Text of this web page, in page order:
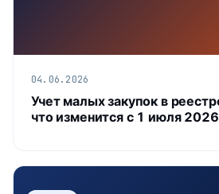
04.06.2026
Учет малых закупок в
что изменится с 1 июля